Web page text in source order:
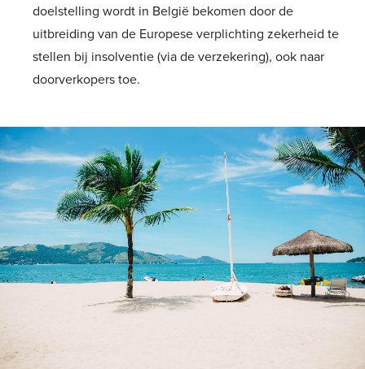
doelstelling wordt in België bekomen door de
uitbreiding van de Europese verplichting zekerheid te
stellen bij insolventie (via de verzekering), ook naar
doorverkopers toe.